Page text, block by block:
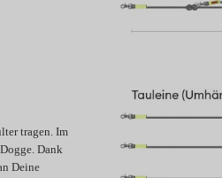
tragen. Im
Dank
Deine